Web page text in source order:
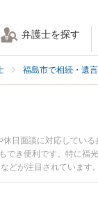
弁護士を探す
福島市で相続・遺
日面談に対応してい
き便利です。特に福
が注目されていま
の弁護士を検索した